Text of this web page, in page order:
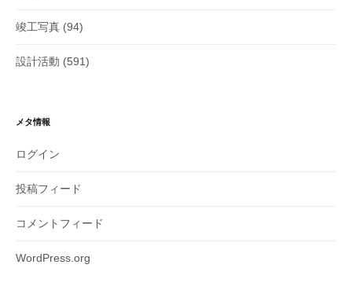
竣工写真 (94)
設計活動 (591)
メタ情報
ログイン
投稿フィード
コメントフィード
WordPress.org